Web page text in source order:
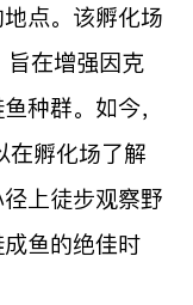
点。该孵化场
旨在增强因克
种群。如今，
在孵化场了解
上徒步观察野
鱼的绝佳时